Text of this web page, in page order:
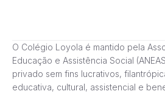
O Colégio Loyola é mantido pela
Educação e Assistência Social
privado sem fins lucrativos,
educativa, cultural, assistencial e